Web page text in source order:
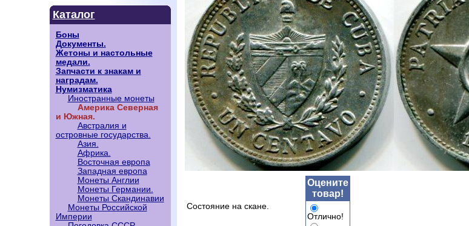
Каталог
Боны
Документы.
Жетоны и настольные
медали.
Запчасти к знакам и
наградам.
Нумизматика
Иностранные монеты
Америка Северная
и Южная.
Австралия и
островные государства.
Азия.
Африка.
Восточная европа
Западная европа
Монеты Англии
Монеты Германии.
Монеты Скандинавии
Монеты Российской
Империи
Состояние на скане.
Оцените
товар!
Отлично!